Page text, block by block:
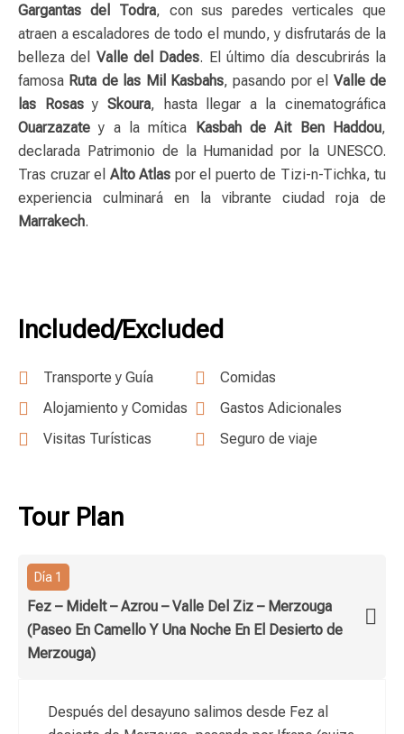
Gargantas del Todra, con sus paredes verticales que
atraen a escaladores de todo el mundo, y disfrutarás de la
belleza del Valle del Dades. El último día descubrirás la
famosa Ruta de las Mil Kasbahs, pasando por el Valle de
las Rosasy Skoura, hasta llegar a la cinematográfica
Ouarzazate y a la mítica Kasbah de Ait Ben Haddou,
declarada Patrimonio de la Humanidad por la UNESCO.
Tras cruzar el Alto Atlas por el puerto de Tizi-n-Tichka, tu
experiencia culminará en la vibrante ciudad roja de
Marrakech.
Included/Excluded
Transporte y Guía
Alojamiento y Comidas
Visitas Turísticas
Comidas
Gastos Adicionales
Seguro de viaje
Tour Plan
Día 1
Fez – Midelt – Azrou – Valle Del Ziz – Merzouga
(Paseo En Camello Y Una Noche En El Desierto de
Merzouga)
Después del desayuno salimos desde Fez al